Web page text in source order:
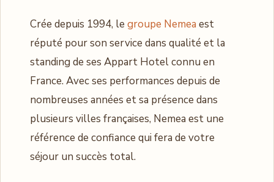
Crée depuis 1994, le groupe Nemea est
réputé pour son service dans qualité et la
standing de ses Appart Hotel connu en
France. Avec ses performances depuis de
nombreuses années et sa présence dans
plusieurs villes françaises, Nemea est une
référence de confiance qui fera de votre
séjour un succès total.